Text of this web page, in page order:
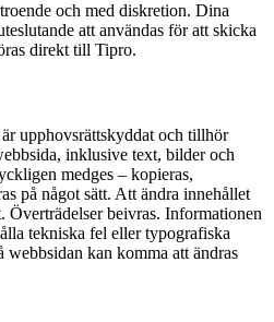
och med diskretion. Dina
att användas för att skicka
direkt till Tipro.
upphovsrättskyddat och tillhör
inklusive text, bilder och
medges – kopieras,
på något sätt. Att ändra innehållet
Överträdelser beivras. Informationen
tekniska fel eller typografiska
kan komma att ändras